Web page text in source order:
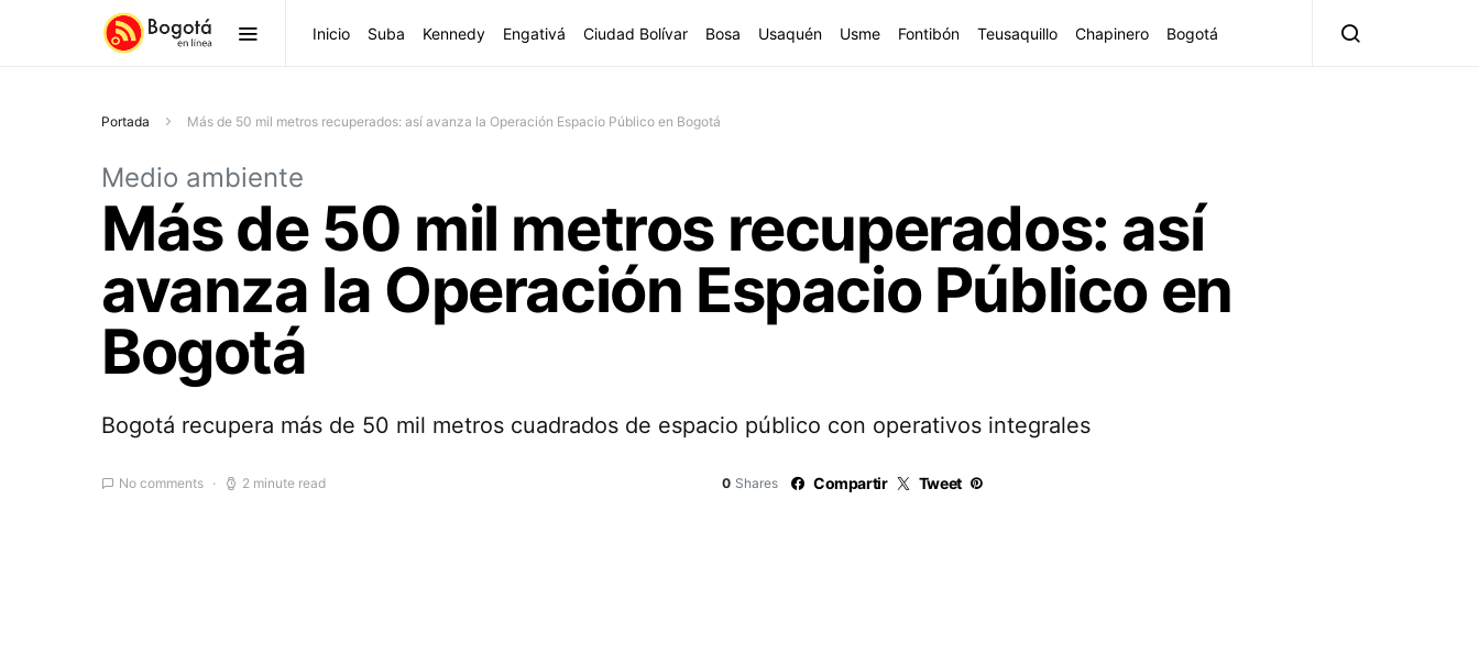
Inicio Suba Kennedy Engativá Ciudad Bolívar Bosa Usaquén Usme Fontibón Teusaquillo Chapinero Bogotá
Portada Más de 50 mil metros recuperados: así avanza la Operación Espacio Público en Bogotá
Medio ambiente
Más de 50 mil metros recuperados: así
avanza la Operación Espacio Público en
Bogotá
Bogotá recupera más de 50 mil metros cuadrados de espacio público con operativos integrales
No comments 2 minute read 0 Shares Compartir Tweet